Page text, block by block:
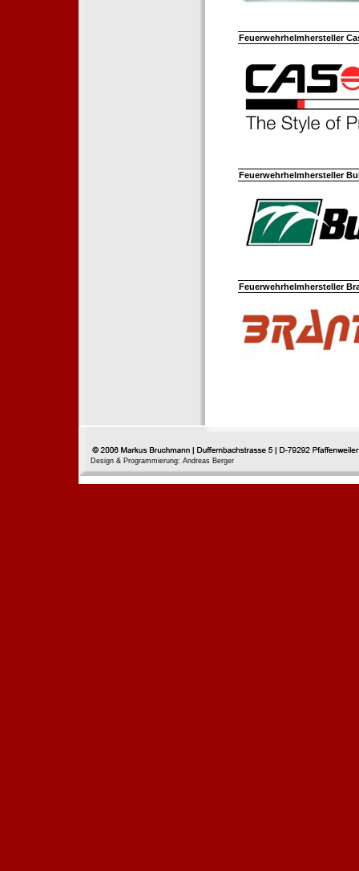
Feuerwehrhelmhersteller
Feuerwehrhelmhersteller
Feuerwehrhelmhersteller
Design & Programmierung: Andreas Berger